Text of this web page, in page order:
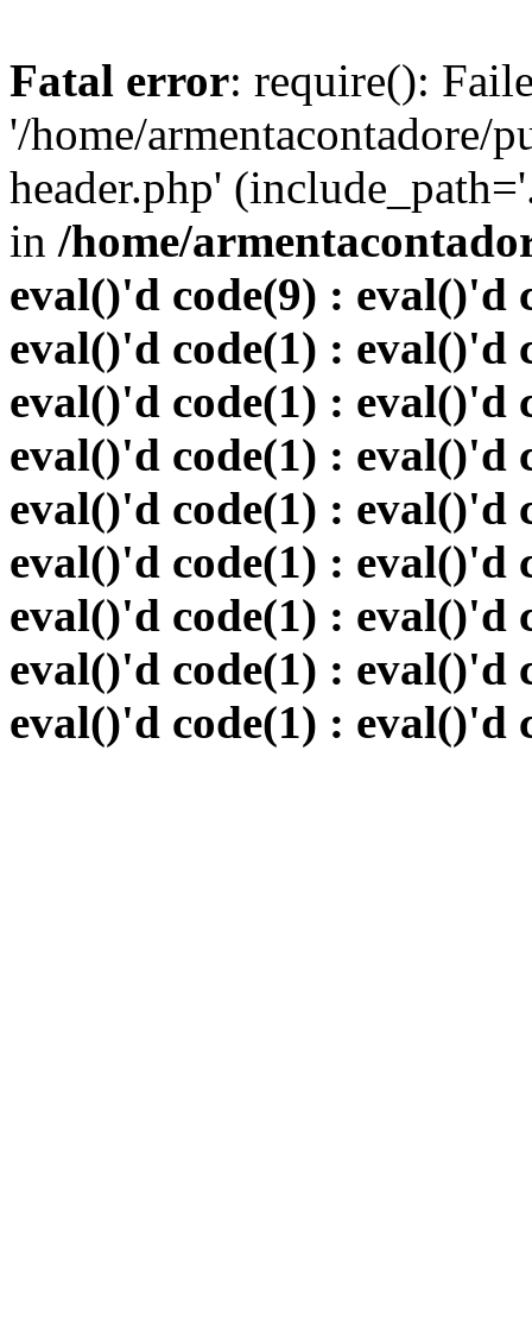
Fatal error: require():
'/home/armentacontadore/
header.php'
in /home/
eval()'d code(9) : eval()'d
eval()'d code(1) : eval()'d
eval()'d code(1) : eval()'d
eval()'d code(1) : eval()'d
eval()'d code(1) : eval()'d
eval()'d code(1) : eval()'d
eval()'d code(1) : eval()'d
eval()'d code(1) : eval()'d
eval()'d code(1) : eval()'d